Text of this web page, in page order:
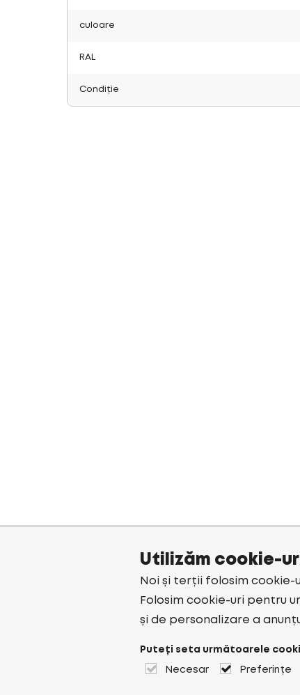
culoare
RAL
Condiție
Utilizăm cookie-uri
Noi și terții folosim cookie-
Folosim cookie-uri pentru
și de personalizare a
Puteți seta următoarele
Necesar Preferințe